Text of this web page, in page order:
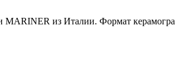
MARINER из Италии. Формат